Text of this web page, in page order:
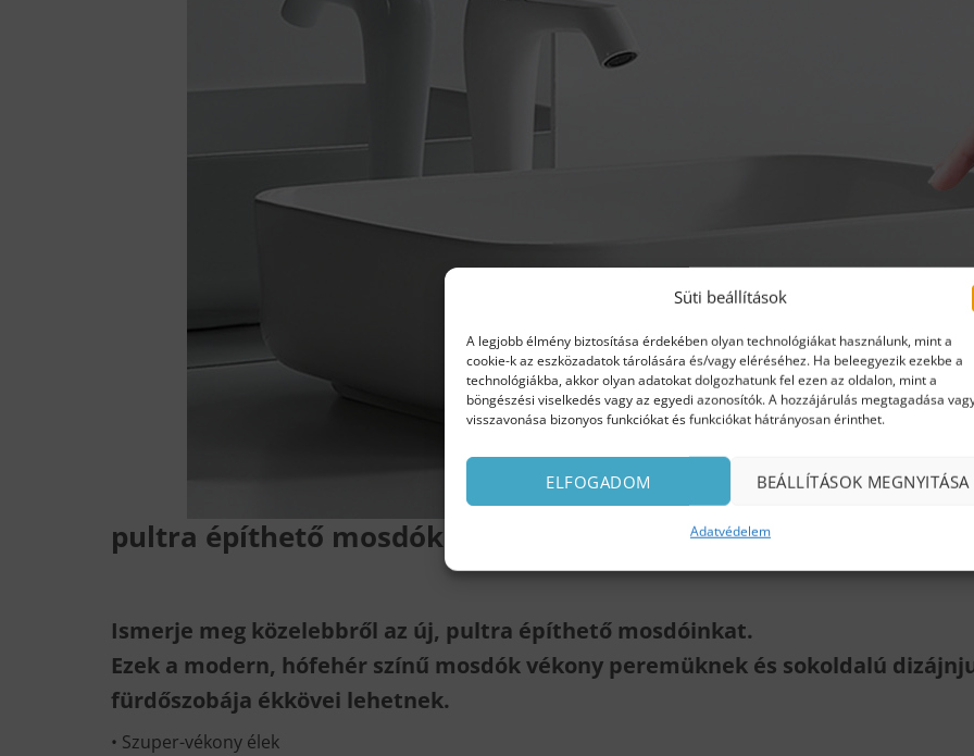
Süti beállítások
A legjobb élmény biztosítása érdekében olyan technológiákat használunk, mint a
cookie-k az eszközadatok tárolására és/vagy eléréséhez. Ha beleegyezik ezekbe a
technológiákba, akkor olyan adatokat dolgozhatunk fel ezen az oldalon, mint a
böngészési viselkedés vagy az egyedi azonosítók. A hozzájárulás megtagadása
visszavonása bizonyos funkciókat és funkciókat hátrányosan érinthet.
ELFOGADOM BEÁLLÍTÁSOK MEGNYITÁSA
Adatvédelem
pultra építhető mosdók
Ismerje meg közelebbről az új, pultra építhető mosdóinkat.
Ezek a modern, hófehér színű mosdók vékony peremüknek és sokoldalú
fürdőszobája ékkövei lehetnek.
• Szuper-vékony élek